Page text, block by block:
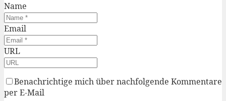
Name
Email
URL
Benachrichtige mich über nachfolgende Kommentare
per E-Mail